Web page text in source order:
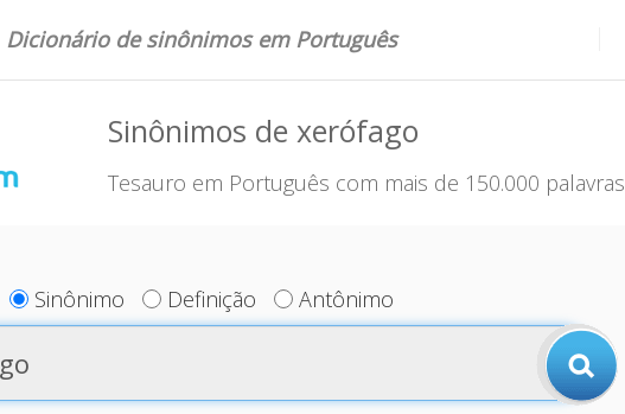
Dicionário de sinônimos em Português
Sinônimos de xerófago
Tesauro em Português com mais de 150.000 palavras
Sinônimo Definição Antônimo